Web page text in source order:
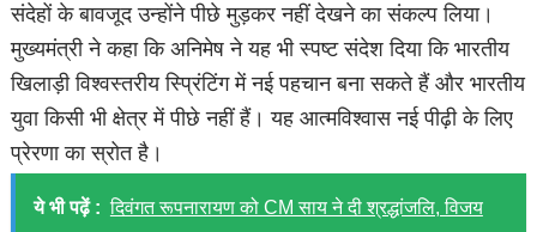
संदेहों के बावजूद उन्होंने पीछे मुड़कर नहीं देखने का संकल्प लिया।
मुख्यमंत्री ने कहा कि अनिमेष ने यह भी स्पष्ट संदेश दिया कि भारतीय
खिलाड़ी विश्वस्तरीय स्प्रिंटिंग में नई पहचान बना सकते हैं और भारतीय
युवा किसी भी क्षेत्र में पीछे नहीं हैं। यह आत्मविश्वास नई पीढ़ी के लिए
प्रेरणा का स्रोत है।
ये भी पढ़ें : दिवंगत रूपनारायण को CM साय ने दी श्रद्धांजलि, विजय